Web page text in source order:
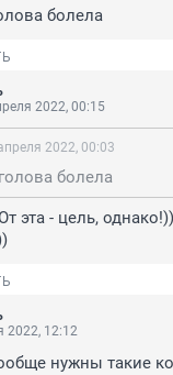
болела
2022, 00:15
2022, 00:03
болела
эта - цель,
2022, 12:12
нужны такие